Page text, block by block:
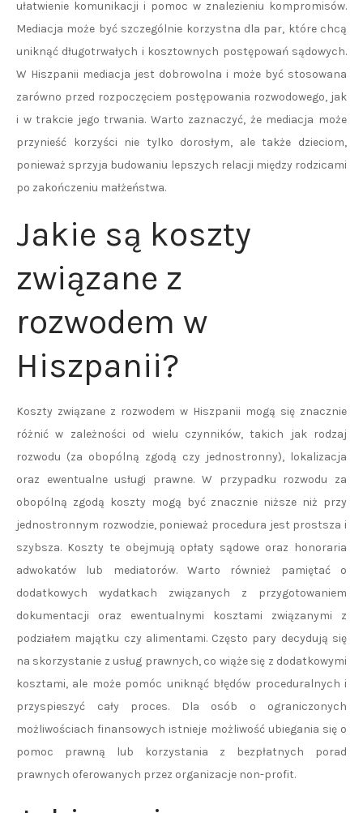
ułatwienie komunikacji i pomoc w znalezieniu kompromisów.
Mediacja może być szczególnie korzystna dla par, które chcą
uniknąć długotrwałych i kosztownych postępowań sądowych.
W Hiszpanii mediacja jest dobrowolna i może być stosowana
zarówno przed rozpoczęciem postępowania rozwodowego, jak
i w trakcie jego trwania. Warto zaznaczyć, że mediacja może
przynieść korzyści nie tylko dorosłym, ale także dzieciom,
ponieważ sprzyja budowaniu lepszych relacji między rodzicami
po zakończeniu małżeństwa.
Jakie są koszty
związane z
rozwodem w
Hiszpanii?
Koszty związane z rozwodem w Hiszpanii mogą się znacznie
różnić w zależności od wielu czynników, takich jak rodzaj
rozwodu (za obopólną zgodą czy jednostronny), lokalizacja
oraz ewentualne usługi prawne. W przypadku rozwodu za
obopólną zgodą koszty mogą być znacznie niższe niż przy
jednostronnym rozwodzie, ponieważ procedura jest prostsza i
szybsza. Koszty te obejmują opłaty sądowe oraz honoraria
adwokatów lub mediatorów. Warto również pamiętać o
dodatkowych wydatkach związanych z przygotowaniem
dokumentacji oraz ewentualnymi kosztami związanymi z
podziałem majątku czy alimentami. Często pary decydują się
na skorzystanie z usług prawnych, co wiąże się z dodatkowymi
kosztami, ale może pomóc uniknąć błędów proceduralnych i
przyspieszyć cały proces. Dla osób o ograniczonych
możliwościach finansowych istnieje możliwość ubiegania się o
pomoc prawną lub korzystania z bezpłatnych porad
prawnych oferowanych przez organizacje non-profit.